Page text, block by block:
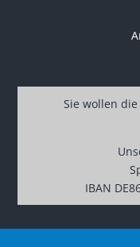
Sie wollen
IBAN